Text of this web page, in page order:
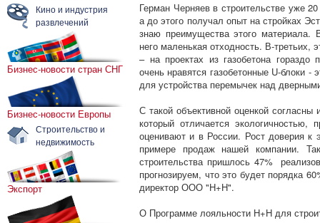
Кино и индустрия
развлечений
Бизнес-новости стран СНГ
Бизнес-новости Европы
Строительство и
недвижимость
Экспорт
Герман Черняев в строительстве уже
а до этого получал опыт на стройках
знаю преимущества этого материала.
него маленькая отходность. В-третьих,
– на проектах из газобетона
очень нравятся газобетонные U-блоки -
для устройства перемычек над
С такой объективной оценкой
который отличается экологичностью,
оценивают и в России. Рост доверия
примере продаж нашей компании.
строительства пришлось 47%
прогнозируем, что это будет порядка
директор ООО "H+H".
О Программе лояльности H+H для